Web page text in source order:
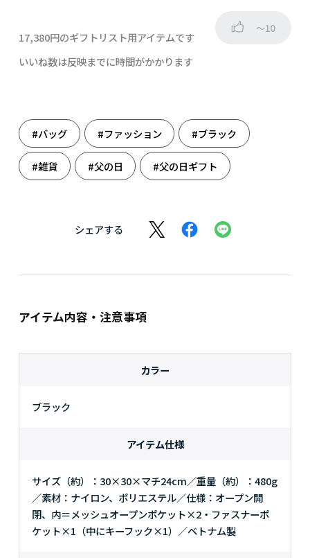
17,380円のギフトリスト用アイテムです
～10
いいね数は反映までに時間がかかります
#バッグ #ファッション #ブラック
#雑貨 #父の日 #父の日ギフト
シェアする
アイテム内容・注意事項
カラー
ブラック
アイテム仕様
サイズ（約）：30×30×マチ24cm／重量（約）：480g
／素材：ナイロン、ポリエステル／仕様：オープン開
閉、内＝メッシュオープンポケット×2・ファスナーポ
ケット×1（中にキーフック×1）／ベトナム製